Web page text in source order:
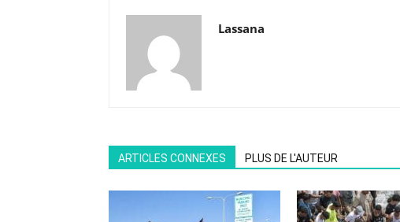
Lassana
ARTICLES CONNEXES PLUS DE L'AUTEUR